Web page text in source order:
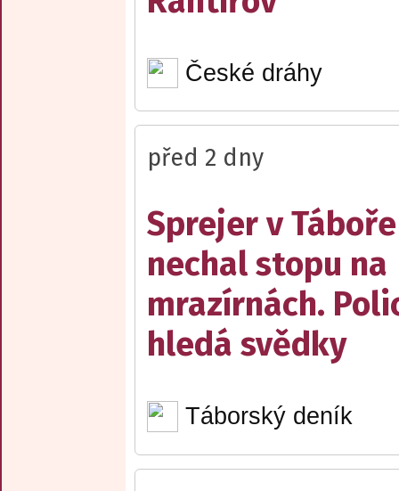
České dráhy
před 2 dny
Sprejer v Táboře
nechal stopu na
mrazírnách.
hledá svědky
Táborský deník